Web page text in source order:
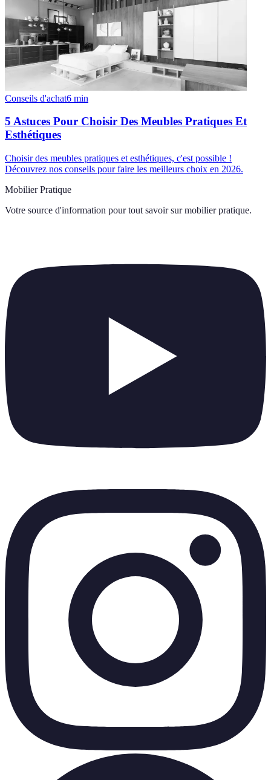
Conseils d'achat6 min
5 Astuces Pour Choisir Des Meubles Pratiques Et
Esthétiques
Choisir des meubles pratiques et esthétiques, c'est possible !
Découvrez nos conseils pour faire les meilleurs choix en 2026.
Mobilier Pratique
Votre source d'information pour tout savoir sur mobilier pratique.